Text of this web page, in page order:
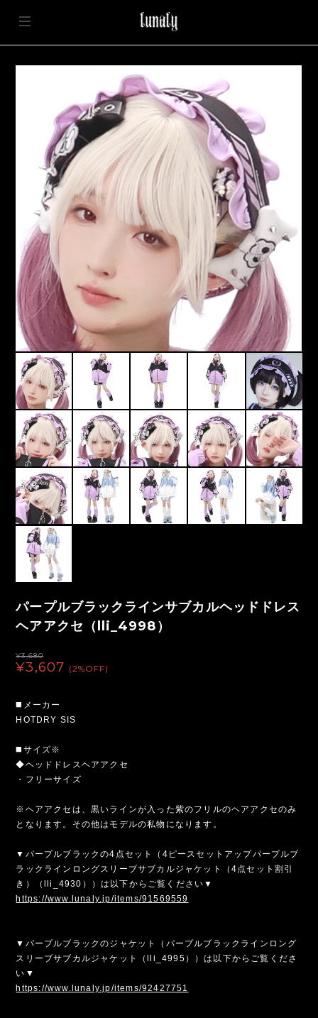
パープルブラックラインサブカルヘッドドレス
ヘアアクセ（lli_4998）
¥3,680
¥3,607 (2%OFF)
◼️メーカー
HOTDRY SIS
◼️サイズ※
◆ヘッドドレスヘアアクセ
・フリーサイズ
※ヘアアクセは、黒いラインが入った紫のフリルのヘアアクセのみ
となります。その他はモデルの私物になります。
▼パープルブラックの4点セット（4ピースセットアップパープルブ
ラックラインロングスリーブサブカルジャケット（4点セット割引
き）（lli_4930））は以下からご覧ください▼
https://www.lunaly.jp/items/91569559
▼パープルブラックのジャケット（パープルブラックラインロング
スリーブサブカルジャケット（lli_4995））は以下からご覧くださ
い▼
https://www.lunaly.jp/items/92427751